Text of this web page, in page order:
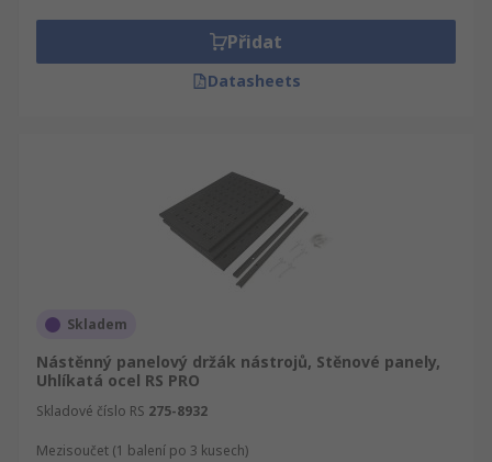
nákup, zároveň si můžete ulehčit vyhledávání
Nástěnné a kolejnicové držáky na nářadí tím, že
si produkty srovnáte podle abecedy, ceny, značky,
Přidat
Datasheets
Skladem
Nástěnný panelový držák nástrojů, Stěnové panely,
Uhlíkatá ocel RS PRO
Skladové číslo RS 275-8932
Mezisoučet (1 balení po 3 kusech)